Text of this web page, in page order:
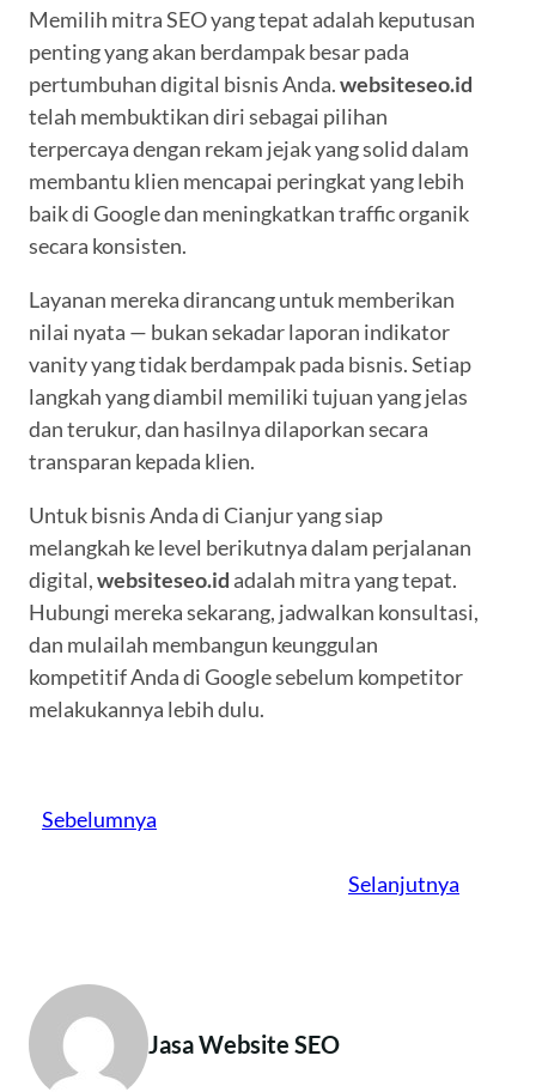
Memilih mitra SEO yang tepat adalah keputusan
penting yang akan berdampak besar pada
pertumbuhan digital bisnis Anda.websiteseo.id
telah membuktikan diri sebagai pilihan
terpercaya dengan rekam jejak yang solid dalam
membantu klien mencapai peringkat yang lebih
baik di Google dan meningkatkan traffic organik
secara konsisten.
Layanan mereka dirancang untuk memberikan
nilai nyata — bukan sekadar laporan indikator
vanity yang tidak berdampak pada bisnis. Setiap
langkah yang diambil memiliki tujuan yang jelas
dan terukur, dan hasilnya dilaporkan secara
transparan kepada klien.
Untuk bisnis Anda di Cianjur yang siap
melangkah ke level berikutnya dalam perjalanan
digital,websiteseo.id adalah mitra yang tepat.
Hubungi mereka sekarang, jadwalkan konsultasi,
dan mulailah membangun keunggulan
kompetitif Anda di Google sebelum kompetitor
melakukannya lebih dulu.
Sebelumnya
Selanjutnya
Jasa Website SEO